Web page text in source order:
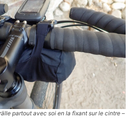
partout avec soi en la fixant sur le cintre –